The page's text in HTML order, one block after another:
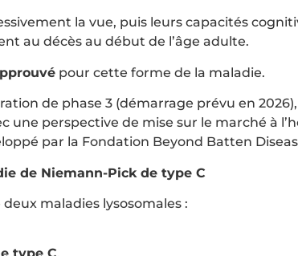
la vue, puis leurs capacités
au décès au début de l’âge adulte.
pour cette forme de la maladie.
de phase 3 (démarrage prévu en
une perspective de mise sur le marché à
par la Fondation Beyond Batten
de Niemann-Pick de type C
deux maladies lysosomales :